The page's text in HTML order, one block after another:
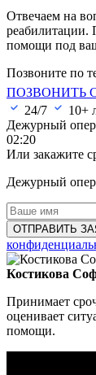
Отвечаем на
реабилитации.
помощи под
Позвоните по
ПОЗВОНИТЬ
24/7
10+
Дежурный
02:20
Или закажите
Дежурный
ОТПРАВИТЬ
Костикова
Принимает
оценивает
помощи.